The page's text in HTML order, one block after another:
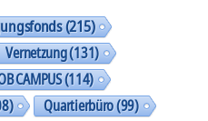
(215)
Vernetzung(131)
CAMPUS(114)
Quartierbüro(99)